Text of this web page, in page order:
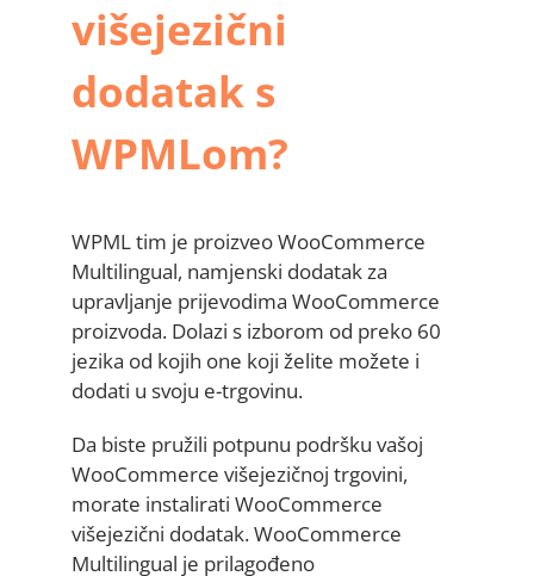
višejezični
dodatak s
WPMLom?
WPML tim je proizveo WooCommerce
Multilingual, namjenski dodatak za
upravljanje prijevodima WooCommerce
proizvoda. Dolazi s izborom od preko 60
jezika od kojih one koji želite možete i
dodati u svoju e-trgovinu.
Da biste pružili potpunu podršku vašoj
WooCommerce višejezičnoj trgovini,
morate instalirati WooCommerce
višejezični dodatak. WooCommerce
Multilingual je prilagođeno